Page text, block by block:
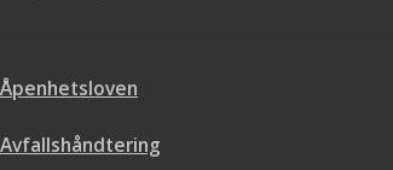
Åpenhetsloven
Avfallshåndtering